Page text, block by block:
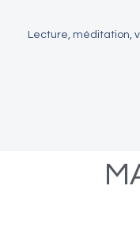
Lecture, méditation,